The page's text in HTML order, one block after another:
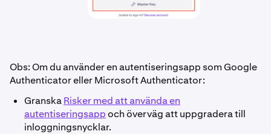
Obs: Om du använder en autentiseringsapp som Google
Authenticator eller Microsoft Authenticator:
GranskaRisker med att använda en
autentiseringsappoch överväg att uppgradera till
inloggningsnycklar.